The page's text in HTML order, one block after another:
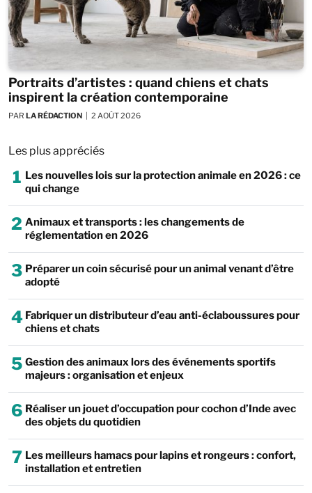
Portraits d’artistes : quand chiens et chats
inspirent la création contemporaine
PAR LA RÉDACTION 2 AOÛT 2026
Les plus appréciés
1 Les nouvelles lois sur la protection animale en 2026 : ce
qui change
2 Animaux et transports : les changements de
réglementation en 2026
3 Préparer un coin sécurisé pour un animal venant d’être
adopté
4 Fabriquer un distributeur d’eau anti-éclaboussures pour
chiens et chats
5 Gestion des animaux lors des événements sportifs
majeurs : organisation et enjeux
6 Réaliser un jouet d’occupation pour cochon d’Inde avec
des objets du quotidien
7 Les meilleurs hamacs pour lapins et rongeurs : confort,
installation et entretien